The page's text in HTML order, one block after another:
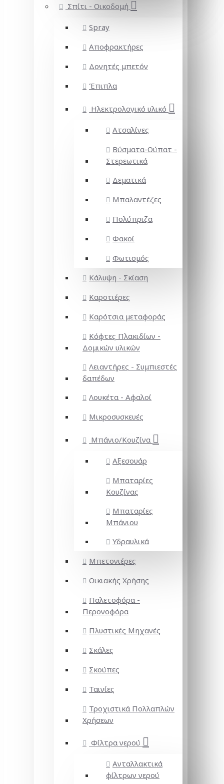
Σπίτι - Οικοδομή
Spray
Αποφρακτήρες
Δονητές μπετόν
Έπιπλα
Ηλεκτρολογικό υλικό
Ατσαλίνες
Βύσματα-Ούπατ -
Στερεωτικά
Δεματικά
Μπαλαντέζες
Πολύπριζα
Φακοί
Φωτισμός
Κάλυψη - Σκίαση
Καροτιέρες
Καρότσια μεταφοράς
Κόφτες Πλακιδίων -
Δομικών υλικών
Λειαντήρες - Συμπιεστές
δαπέδων
Λουκέτα - Αφαλοί
Μικροσυσκευές
Μπάνιο/Κουζίνα
Αξεσουάρ
Μπαταρίες
Κουζίνας
Μπαταρίες
Μπάνιου
Υδραυλικά
Μπετονιέρες
Οικιακής Χρήσης
Παλετοφόρα -
Περονοφόρα
Πλυστικές Μηχανές
Σκάλες
Σκούπες
Ταινίες
Τροχιστικά Πολλαπλών
Χρήσεων
Φίλτρα νερού
Ανταλλακτικά
φίλτρων νερού